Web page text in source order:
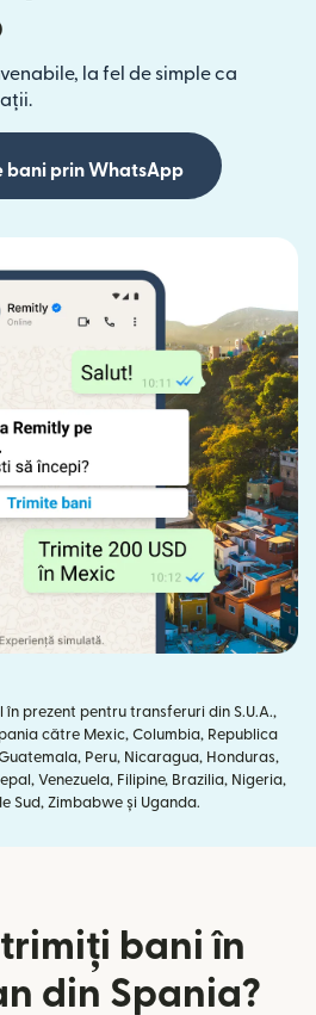
la fel de simple ca
bani prin WhatsApp
prezent pentru transferuri din S.U.A.,
către Mexic, Columbia, Republica
Peru, Nicaragua, Honduras,
Venezuela, Filipine, Brazilia, Nigeria,
Sud, Zimbabwe și Uganda.
bani în
din Spania?